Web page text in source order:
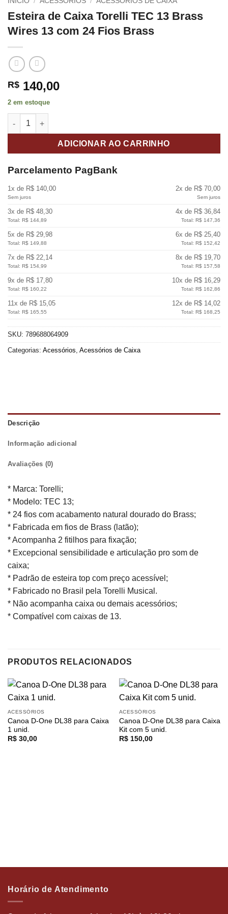
Esteira de Caixa Torelli TEC 13 Brass
Wires 13 com 24 Fios Brass
R$ 140,00
2 em estoque
Esteira de Caixa Torelli TEC 13 Brass Wires 13 com 24 Fios
ADICIONAR AO CARRINHO
Parcelamento PagBank
1x de R$ 140,00
Sem juros
2x de R$ 70,00
Sem juros
3x de R$ 48,30
Total: R$ 144,89
4x de R$ 36,84
Total: R$ 147,36
5x de R$ 29,98
Total: R$ 149,88
6x de R$ 25,40
Total: R$ 152,42
7x de R$ 22,14
Total: R$ 154,99
8x de R$ 19,70
Total: R$ 157,58
9x de R$ 17,80
Total: R$ 160,22
10x de R$ 16,29
Total: R$ 162,86
11x de R$ 15,05
Total: R$ 165,55
12x de R$ 14,02
Total: R$ 168,25
SKU: 789688064909
Categorias: Acessórios, Acessórios de Caixa
Descrição
Informação adicional
Avaliações (0)
* Marca: Torelli;
* Modelo: TEC 13;
* 24 fios com acabamento natural dourado do Brass;
* Fabricada em fios de Brass (latão);
* Acompanha 2 fitilhos para fixação;
* Excepcional sensibilidade e articulação pro som de
caixa;
* Padrão de esteira top com preço acessível;
* Fabricado no Brasil pela Torelli Musical.
* Não acompanha caixa ou demais acessórios;
* Compatível com caixas de 13.
PRODUTOS RELACIONADOS
ACESSÓRIOS
Canoa D-One DL38 para Caixa
1 unid.
R$30,00
ACESSÓRIOS
Canoa D-One DL38 para Caixa
Kit com 5 unid.
R$150,00
Horário de Atendimento